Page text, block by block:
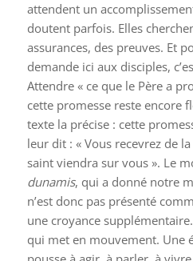
attendent un
doutent parfois. Elles
assurances, des preuves. Et
demande ici aux disciples,
Attendre « ce que le Père a
cette promesse reste encore
texte la précise : cette
leur dit : « Vous recevrez de
saint viendra sur vous ». Le
dunamis, qui a donné notre
n’est donc pas présenté
une croyance
qui met en mouvement. Une